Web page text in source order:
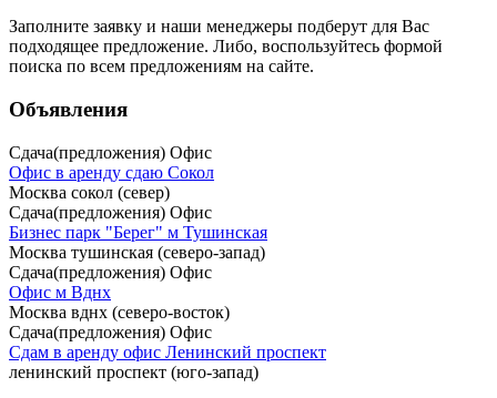
Заполните заявку и наши менеджеры подберут для Вас
подходящее предложение. Либо, воспользуйтесь формой
поиска по всем предложениям на сайте.
Объявления
Сдача(предложения) Офис
Офис в аренду сдаю Сокол
Москва сокол (север)
Сдача(предложения) Офис
Бизнес парк "Берег" м Тушинская
Москва тушинская (северо-запад)
Сдача(предложения) Офис
Офис м Вднх
Москва вднх (северо-восток)
Сдача(предложения) Офис
Сдам в аренду офис Ленинский проспект
ленинский проспект (юго-запад)